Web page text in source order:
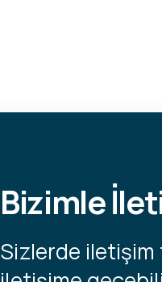
Bizimle
Sizlerde iletişim